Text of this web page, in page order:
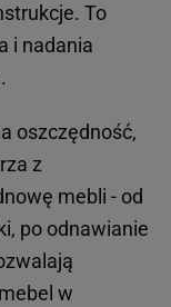
To
i nadania
oszczędność,
z
mebli - od
po odnawianie
w